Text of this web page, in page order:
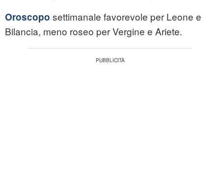
Oroscopo settimanale favorevole per Leone e
Bilancia, meno roseo per Vergine e Ariete.